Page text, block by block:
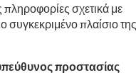
πληροφορίες σχετικά με
συγκεκριμένο πλαίσιο της
προστασίας